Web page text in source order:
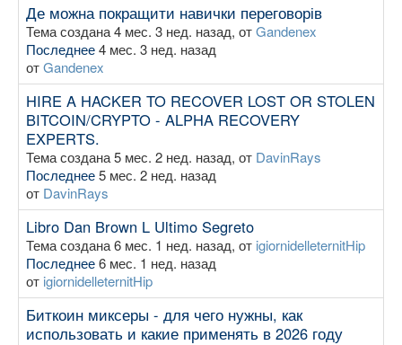
Де можна покращити навички переговорів
Тема создана 4 мес. 3 нед. назад, отGandenex
Последнее4 мес. 3 нед. назад
отGandenex
HIRE A HACKER TO RECOVER LOST OR STOLEN
BITCOIN/CRYPTO - ALPHA RECOVERY
EXPERTS.
Тема создана 5 мес. 2 нед. назад, от DavinRays
Последнее5 мес. 2 нед. назад
от DavinRays
Libro Dan Brown L Ultimo Segreto
Тема создана 6 мес. 1 нед. назад, от igiornidelleternitHip
Последнее6 мес. 1 нед. назад
от igiornidelleternitHip
Биткоин миксеры - для чего нужны, как
использовать и какие применять в 2026 году